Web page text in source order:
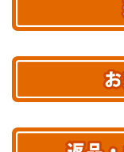
あ
エリア
※ 配送業者によ
※ 沖
10,000円